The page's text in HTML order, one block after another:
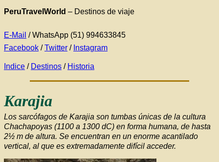
PeruTravelWorld – Destinos de viaje
E-Mail / WhatsApp (51) 994633845
Facebook /Twitter / Instagram
Indice / Destinos / Historia
Karajia
Los sarcófagos de Karajia son tumbas únicas de la cultura
Chachapoyas (1100 a 1300 dC) en forma humana, de hasta
2½ m de altura. Se encuentran en un enorme acantilado
vertical, al que es extremadamente difícil acceder.